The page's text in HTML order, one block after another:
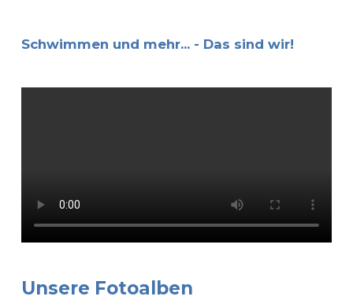
Schwimmen und mehr... - Das sind wir!
Unsere Fotoalben